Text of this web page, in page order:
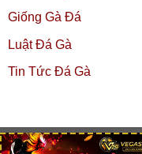
Giống Gà Đá
Luật Đá Gà
Tin Tức Đá Gà
Copyright